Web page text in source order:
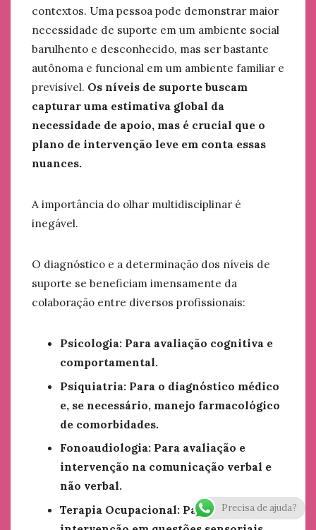
contextos. Uma pessoa pode demonstrar maior
necessidade de suporte em um ambiente social
barulhento e desconhecido, mas ser bastante
autônoma e funcional em um ambiente familiar e
previsível. Os níveis de suporte buscam
capturar uma estimativa global da
necessidade de apoio, mas é crucial que o
plano de intervenção leve em conta essas
nuances.
A importância do olhar multidisciplinar é
inegável.
O diagnóstico e a determinação dos níveis de
suporte se beneficiam imensamente da
colaboração entre diversos profissionais:
Psicologia: Para avaliação cognitiva e
comportamental.
Psiquiatria: Para o diagnóstico médico
e, se necessário, manejo farmacológico
de comorbidades.
Fonoaudiologia: Para avaliação e
intervenção na comunicação verbal e
não verbal.
Terapia Ocupacional: Para avaliação e
Precisa de ajuda?